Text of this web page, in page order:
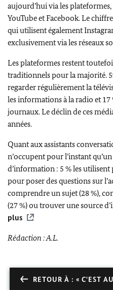
aujourd’hui via les
YouTubeetFacebook. Le
qui utilisent également
exclusivement via les réseaux
Les plateformes restent
traditionnels pour la majorité.
regarder régulièrement la
les informations à la radio et
journaux. Le déclin de ces
années.
Quant aux assistants
n’occupent pour l’instant
d’information : 5 % les
pour poser des questions sur
comprendre un sujet (28 %),
(27 %) ou trouver une source
plus
Rédaction : A.L.
RETOUR À : « C'EST